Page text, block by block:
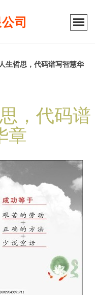
司
生哲思，代码谱写智慧华
，代码谱
章